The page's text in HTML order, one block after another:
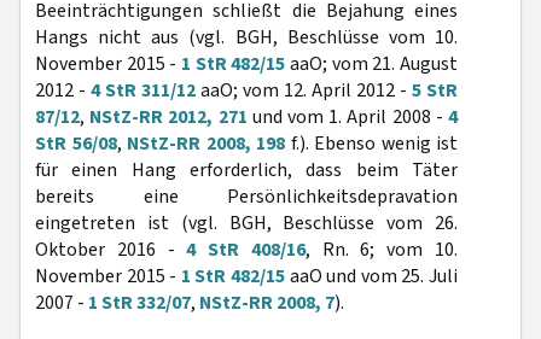
Beeinträchtigungen schließt die Bejahung eines
Hangs nicht aus (vgl. BGH, Beschlüsse vom 10.
November 2015 - 1 StR 482/15aaO; vom 21. August
2012 - 4 StR 311/12aaO; vom 12. April 2012 - 5 StR
87/12, NStZ-RR 2012, 271 und vom 1. April 2008 -4
StR 56/08, NStZ-RR 2008, 198 f.). Ebenso wenig ist
für einen Hang erforderlich, dass beim Täter
bereits eine Persönlichkeitsdepravation
eingetreten ist (vgl. BGH, Beschlüsse vom 26.
Oktober 2016 -4 StR 408/16, Rn. 6; vom 10.
November 2015 - 1 StR 482/15aaO und vom 25. Juli
2007 - 1 StR 332/07, NStZ-RR 2008, 7).